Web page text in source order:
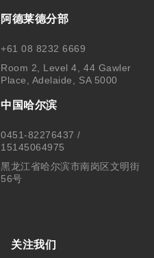
阿德莱德分部
+61 08 8232 6669
Room 2, Level 4, 44 Gawler
Place, Adelaide, SA 5000
中国哈尔滨
0451-82276437 /
15145064975
黑龙江省哈尔滨市南岗区文明街
56号
关注我们